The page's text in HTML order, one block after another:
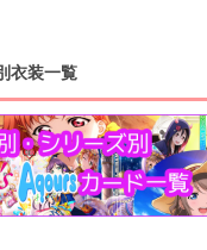
高海千歌 渡辺曜
浦の星女学院1年生
宮下愛 優木せつ菜
虹ヶ咲学園1年生
衣装一覧